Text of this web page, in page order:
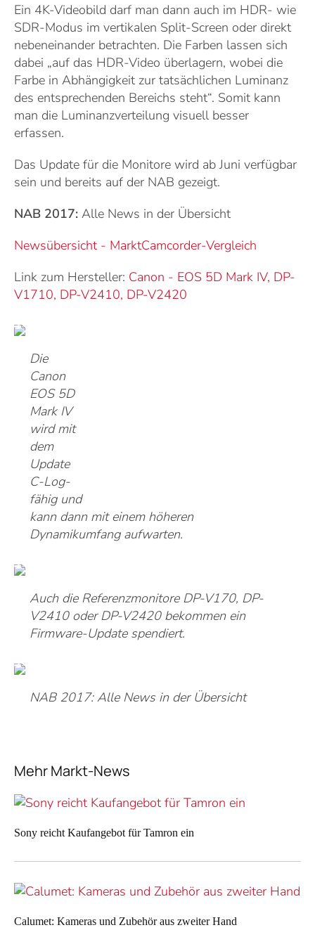
Ein 4K-Videobild darf man dann auch im HDR- wie
SDR-Modus im vertikalen Split-Screen oder direkt
nebeneinander betrachten. Die Farben lassen sich
dabei „auf das HDR-Video überlagern, wobei die
Farbe in Abhängigkeit zur tatsächlichen Luminanz
des entsprechenden Bereichs steht“. Somit kann
man die Luminanzverteilung visuell besser
erfassen.
Das Update für die Monitore wird ab Juni verfügbar
sein und bereits auf der NAB gezeigt.
NAB 2017: Alle News in der Übersicht
Newsübersicht - MarktCamcorder-Vergleich
Link zum Hersteller: Canon - EOS 5D Mark IV, DP-
V1710, DP-V2410, DP-V2420
Die
Canon
EOS 5D
Mark IV
wird mit
dem
Update
C-Log-
fähig und
kann dann mit einem höheren
Dynamikumfang aufwarten.
Auch die Referenzmonitore DP-V170, DP-
V2410 oder DP-V2420 bekommen ein
Firmware-Update spendiert.
NAB 2017: Alle News in der Übersicht
Mehr Markt-News
Sony reicht Kaufangebot für Tamron ein
Calumet: Kameras und Zubehör aus zweiter Hand